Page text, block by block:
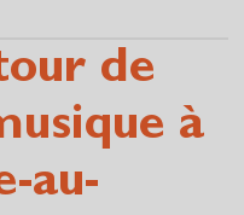
de
à
au-